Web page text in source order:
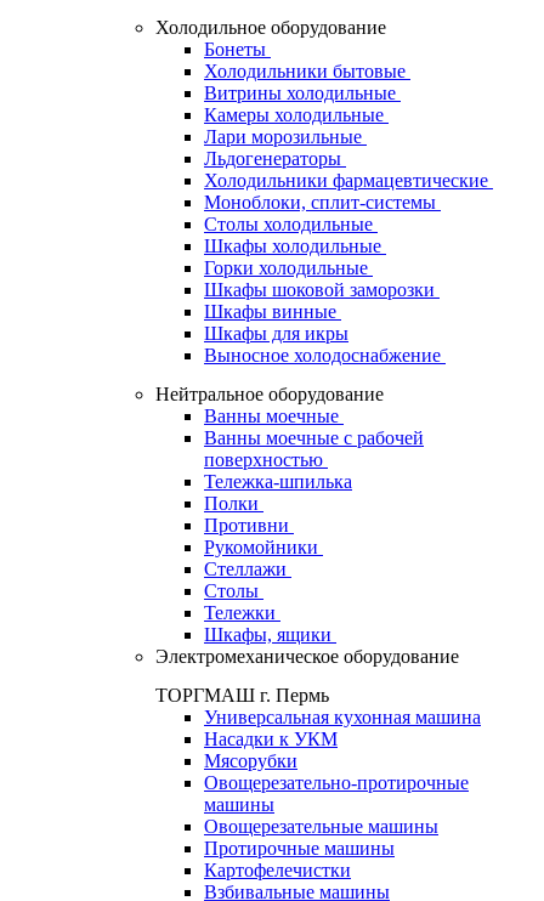
Холодильное оборудование
Бонеты
Холодильники бытовые
Витрины холодильные
Камеры холодильные
Лари морозильные
Льдогенераторы
Холодильники фармацевтические
Моноблоки, сплит-системы
Столы холодильные
Шкафы холодильные
Горки холодильные
Шкафы шоковой заморозки
Шкафы винные
Шкафы для икры
Выносное холодоснабжение
Нейтральное оборудование
Ванны моечные
Ванны моечные с рабочей
поверхностью
Тележка-шпилька
Полки
Противни
Рукомойники
Стеллажи
Столы
Тележки
Шкафы, ящики
Электромеханическое оборудование
ТОРГМАШ г. Пермь
Универсальная кухонная машина
Насадки к УКМ
Мясорубки
Овощерезательно-протирочные
машины
Овощерезательные машины
Протирочные машины
Картофелечистки
Взбивальные машины